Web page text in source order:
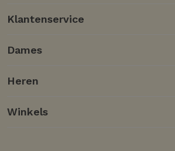
Klantenservice
Dames
Heren
Winkels